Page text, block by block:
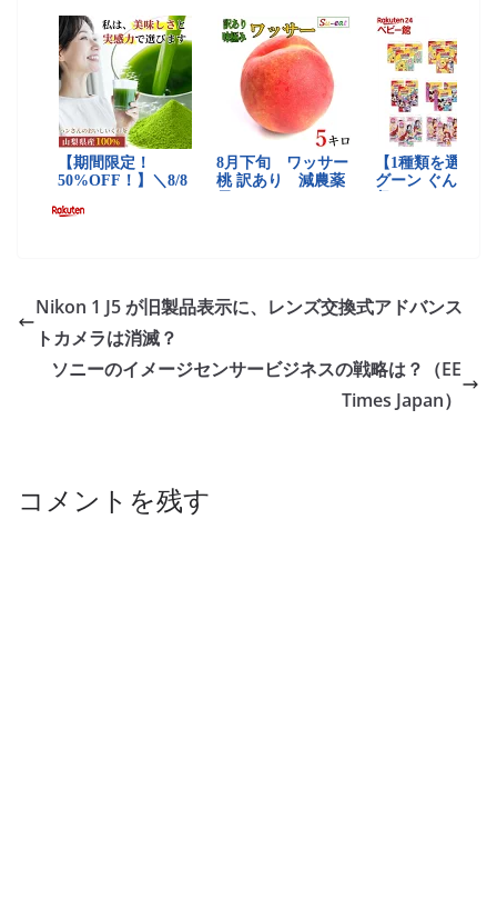
Nikon 1 J5 が旧製品表示に、レンズ交換式アドバンス
トカメラは消滅？
ソニーのイメージセンサービジネスの戦略は？（EE
Times Japan）
コメントを残す